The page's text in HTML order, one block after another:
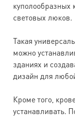
куполообразных
световых люков.
Такая
можно
зданиях и
дизайн для
Кроме того,
устанавливать.